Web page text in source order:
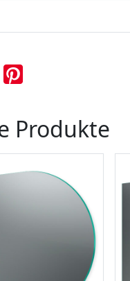
Produkte